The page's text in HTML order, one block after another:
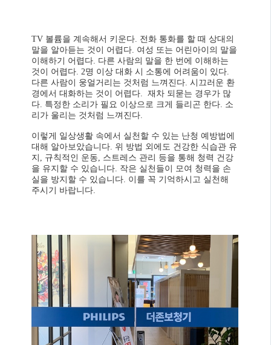
TV 볼륨을 계속해서 키운다. 전화 통화를 할 때 상대의
말을 알아듣는 것이 어렵다. 여성 또는 어린아이의 말을
이해하기 어렵다. 다른 사람의 말을 한 번에 이해하는
것이 어렵다. 2명 이상 대화 시 소통에 어려움이 있다.
다른 사람이 웅얼거리는 것처럼 느껴진다. 시끄러운 환
경에서 대화하는 것이 어렵다. 재차 되묻는 경우가 많
다. 특정한 소리가 필요 이상으로 크게 들리곤 한다. 소
리가 울리는 것처럼 느껴진다.
이렇게 일상생활 속에서 실천할 수 있는 난청 예방법에
대해 알아보았습니다. 위 방법 외에도 건강한 식습관 유
지, 규칙적인 운동, 스트레스 관리 등을 통해 청력 건강
을 유지할 수 있습니다. 작은 실천들이 모여 청력을 손
실을 방지할 수 있습니다. 이를 꼭 기억하시고 실천해
주시기 바랍니다.